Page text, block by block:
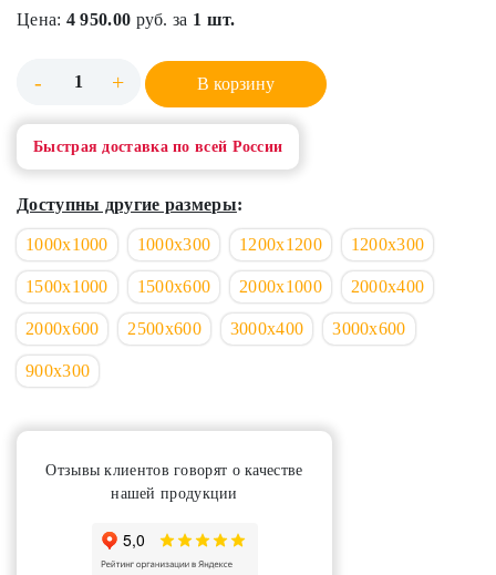
Цена: 4 950.00 руб. за 1 шт.
- + В корзину
Быстрая доставка по всей России
Доступны другие размеры:
1000х1000 1000х300 1200х1200 1200х300
1500х1000 1500х600 2000х1000 2000х400
2000х600 2500х600 3000х400 3000х600
900х300
Отзывы клиентов говорят о качестве
нашей продукции